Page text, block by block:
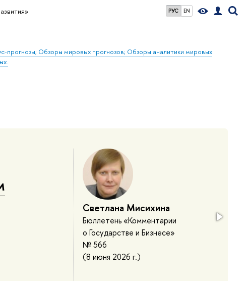
РУС EN
прогнозы; Обзоры мировых прогнозов; Обзоры аналитики мировых
Светлана Мисихина
Бюллетень «Комментарии
о Государстве и Бизнесе»
№ 566
(8 июня 2026 г.)